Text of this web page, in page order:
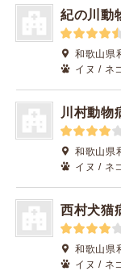
紀の川動
和歌山県
イヌ / ネ
川村動物
和歌山県
イヌ / ネ
西村犬猫
和歌山県
イヌ / ネ